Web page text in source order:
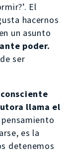
El
hacernos
un asunto
poder.
ser
llama el
es la
detenemos